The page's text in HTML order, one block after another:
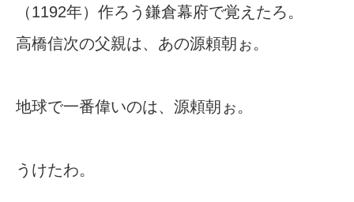
（1192年）作ろう鎌倉幕府で覚えたろ。
高橋信次の父親は、あの源頼朝ぉ。
地球で一番偉いのは、源頼朝ぉ。
うけたわ。